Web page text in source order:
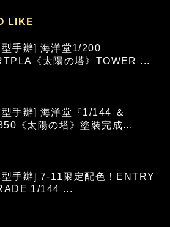
LIKE
型手辦] 海洋堂1/200
《太陽の塔》TOWER ...
型手辦] 海洋堂『1/144 ＆
《太陽の塔》塗裝完成...
型手辦] 7-11限定配色！ENTRY
1/144 ...